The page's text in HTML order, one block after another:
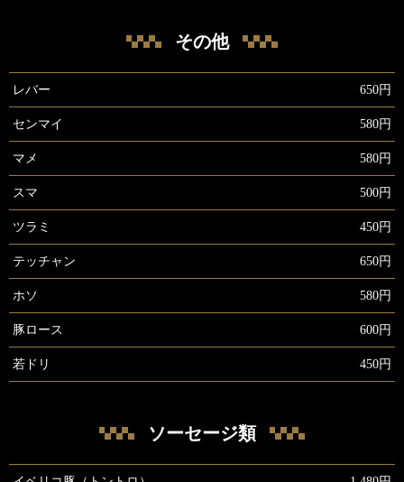
その他
レバー 650円
センマイ 580円
マメ 580円
スマ 500円
ツラミ 450円
テッチャン 650円
ホソ 580円
豚ロース 600円
若ドリ 450円
ソーセージ類